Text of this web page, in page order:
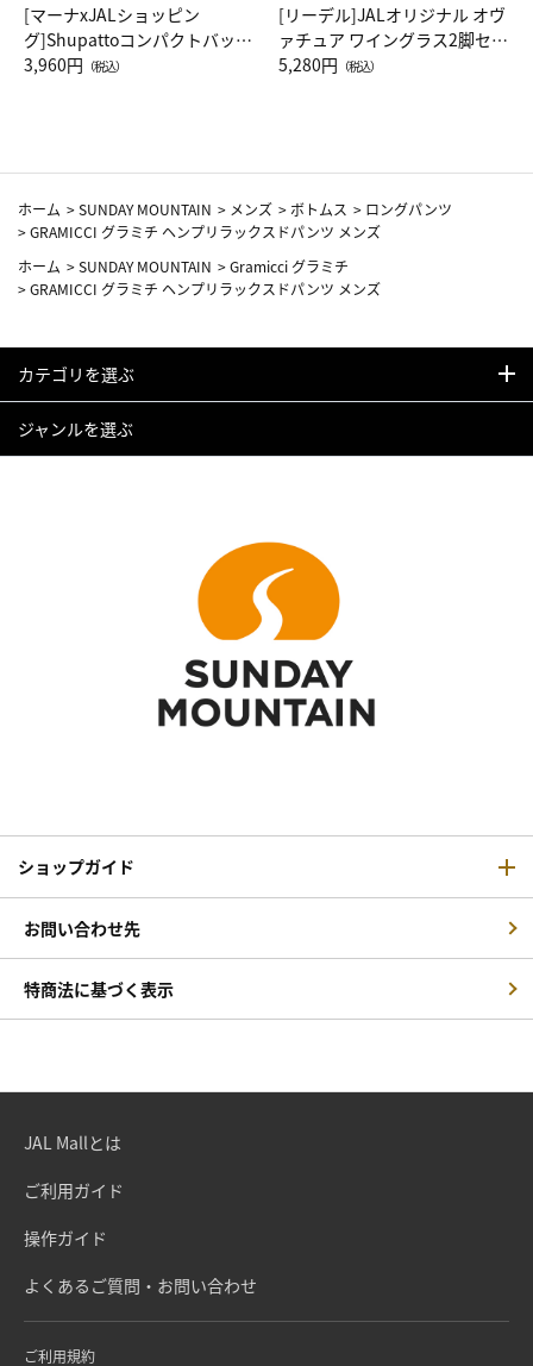
[マーナxJALショッピン
グ]Shupattoコンパクトバッグ
Drop JAL客室乗務員（LC）ス
3,960円 （税込）
[リーデル]JALオリジナル オヴ
ァチュア ワイングラス2脚セッ
ト（レッドワイン）
5,280円 （税込）
ホーム >SUNDAY MOUNTAIN > メンズ > ボトムス > ロングパンツ
>GRAMICCI グラミチ ヘンプリラックスドパンツ メンズ
ホーム >SUNDAY MOUNTAIN >Gramicci グラミチ
>GRAMICCI グラミチ ヘンプリラックスドパンツ メンズ
カテゴリを選ぶ
ジャンルを選ぶ
ショップガイド
お問い合わせ先
特商法に基づく表示
JAL Mallとは
ご利用ガイド
操作ガイド
よくあるご質問・お問い合わせ
ご利用規約